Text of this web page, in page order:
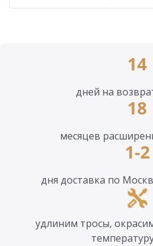
14
дней на
18
месяцев
1-2
дня доставка по
удлиним тросы,